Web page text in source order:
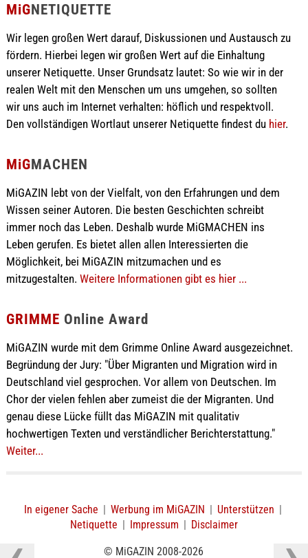
MiGNETIQUETTE
Wir legen großen Wert darauf, Diskussionen und Austausch zu
fördern. Hierbei legen wir großen Wert auf die Einhaltung
unserer Netiquette. Unser Grundsatz lautet: So wie wir in der
realen Welt mit den Menschen um uns umgehen, so sollten
wir uns auch im Internet verhalten: höflich und respektvoll.
Den vollständigen Wortlaut unserer Netiquette findest du hier.
MiGMACHEN
MiGAZIN lebt von der Vielfalt, von den Erfahrungen und dem
Wissen seiner Autoren. Die besten Geschichten schreibt
immer noch das Leben. Deshalb wurde MiGMACHEN ins
Leben gerufen. Es bietet allen allen Interessierten die
Möglichkeit, bei MiGAZIN mitzumachen und es
mitzugestalten. Weitere Informationen gibt es hier ...
GRIMME Online Award
MiGAZIN wurde mit dem Grimme Online Award ausgezeichnet.
Begründung der Jury: "Über Migranten und Migration wird in
Deutschland viel gesprochen. Vor allem von Deutschen. Im
Chor der vielen fehlen aber zumeist die der Migranten. Und
genau diese Lücke füllt das MiGAZIN mit qualitativ
hochwertigen Texten und verständlicher Berichterstattung."
Weiter...
In eigener Sache | Werbung im MiGAZIN | Unterstützen |
Netiquette | Impressum | Disclaimer
© MiGAZIN 2008-2026